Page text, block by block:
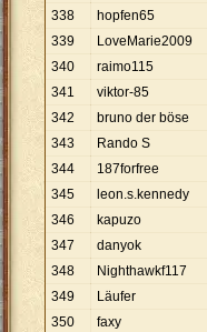
338
hopfen65
339
LoveMarie2009
340
raimo115
341
viktor-85
342
bruno der böse
343
Rando S
344
187forfree
345
leon.s.kennedy
346
kapuzo
347
danyok
348
Nighthawkf117
349
Läufer
350
faxy